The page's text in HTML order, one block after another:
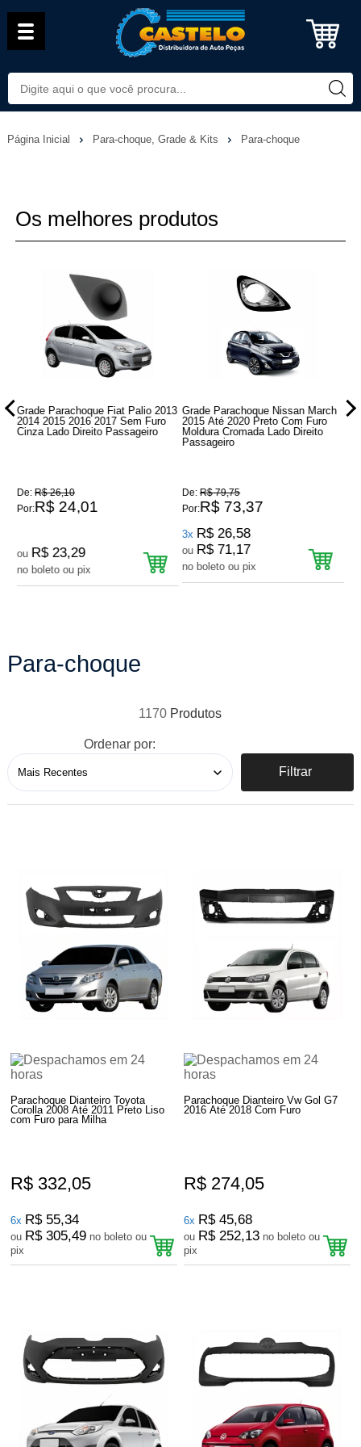
Página Inicial Para-choque, Grade & Kits Para-choque
Os melhores produtos
Grade Parachoque Fiat Palio 2013
2014 2015 2016 2017 Sem Furo
Cinza Lado Direito Passageiro
De:R$ 26,10
Por:R$ 24,01
ou R$ 23,29
no boleto ou pix
Grade Parachoque Nissan March
2015 Até 2020 Preto Com Furo
Moldura Cromada Lado Direito
Passageiro
De:R$ 79,75
Por:R$ 73,37
3x R$ 26,58
ou R$ 71,17
no boleto ou pix
Para-choque
1170
Ordenar por:
Filtrar
Parachoque Dianteiro Toyota
Corolla 2008 Até 2011 Preto Liso
com Furo para Milha
R$ 332,05
6x R$ 55,34
ou R$ 305,49 no boleto ou
pix
Parachoque Dianteiro Vw Gol G7
2016 Até 2018 Com Furo
R$ 274,05
6x R$ 45,68
ou R$ 252,13 no boleto ou
pix